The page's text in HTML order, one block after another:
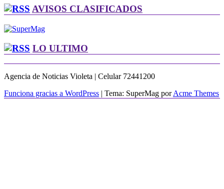
AVISOS CLASIFICADOS
LO ULTIMO
Agencia de Noticias Violeta | Celular 72441200
Funciona gracias a WordPress | Tema: SuperMag porAcme Themes